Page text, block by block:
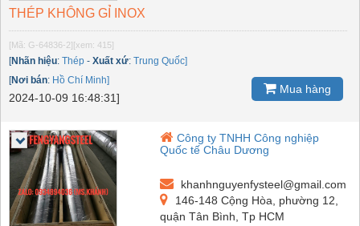
THÉP KHÔNG GỈ INOX
[Mã: G-64836-2] [xem: 415]
[Nhãn hiệu: Thép - Xuất xứ: Trung Quốc]
[Nơi bán: Hồ Chí Minh]
2024-10-09 16:48:31]
Mua hàng
Công ty TNHH Công nghiệp
Quốc tế Châu Dương
khanhnguyenfysteel@gmail.com
146-148 Cộng Hòa, phường 12,
quận Tân Bình, Tp HCM